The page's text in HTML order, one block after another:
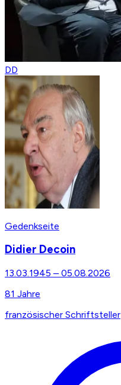
DD
Gedenkseite
Didier Decoin
13.03.1945 – 05.08.2026
81 Jahre
französischer Schriftsteller